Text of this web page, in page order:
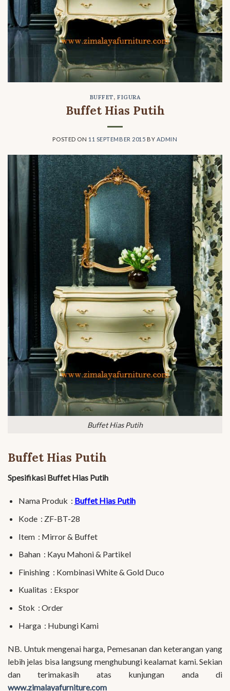
BUFFET,FIGURA
Buffet Hias Putih
POSTED ON 11 SEPTEMBER 2015 BY ADMIN
Buffet Hias Putih
Buffet Hias Putih
Spesifikasi Buffet Hias Putih
Nama Produk : Buffet Hias Putih
Kode : ZF-BT-28
Item : Mirror & Buffet
Bahan : Kayu Mahoni & Partikel
Finishing : Kombinasi White & Gold Duco
Kualitas : Ekspor
Stok : Order
Harga : Hubungi Kami
NB. Untuk mengenai harga, Pemesanan dan keterangan yang
lebih jelas bisa langsung menghubungi kealamat kami. Sekian
dan terimakasih atas kunjungan anda di
www.zimalayafurniture.com